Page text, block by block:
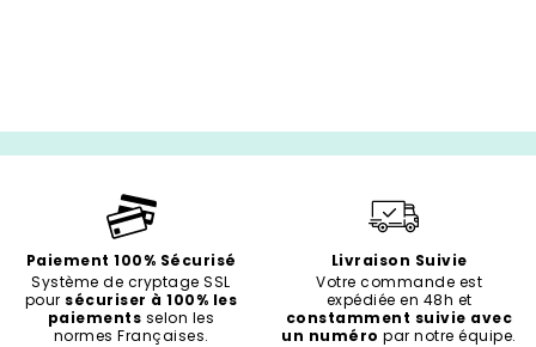
Paiement 100% Sécurisé
Système de cryptage SSL
pour sécuriser à 100% les
paiements selon les
normes Françaises.
Livraison Suivie
Votre commande est
expédiée en 48h et
constamment suivie avec
un numéro par notre équipe.